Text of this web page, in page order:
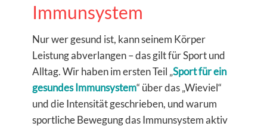
Immunsystem
Nur wer gesund ist, kann seinem Körper
Leistung abverlangen – das gilt für Sport und
Alltag. Wir haben im ersten Teil „Sport für ein
gesundes Immunsystem“ über das „Wieviel“
und die Intensität geschrieben, und warum
sportliche Bewegung das Immunsystem aktiv